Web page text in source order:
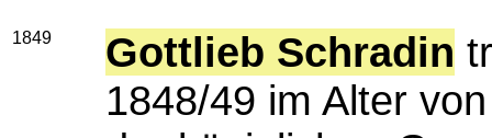
1849 Gottlieb Schradin
1848/49 im Alter